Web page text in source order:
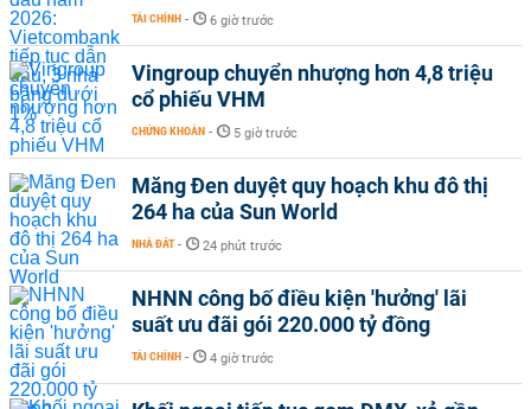
TÀI CHÍNH - 6 giờ trước
Vingroup chuyển nhượng hơn 4,8 triệu
cổ phiếu VHM
CHỨNG KHOÁN - 5 giờ trước
Măng Đen duyệt quy hoạch khu đô thị
264 ha của Sun World
NHÀ ĐẤT - 24 phút trước
NHNN công bố điều kiện 'hưởng' lãi
suất ưu đãi gói 220.000 tỷ đồng
TÀI CHÍNH - 4 giờ trước